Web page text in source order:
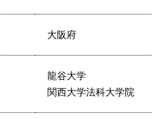
大阪府
龍谷大学
関西大学法科大学院